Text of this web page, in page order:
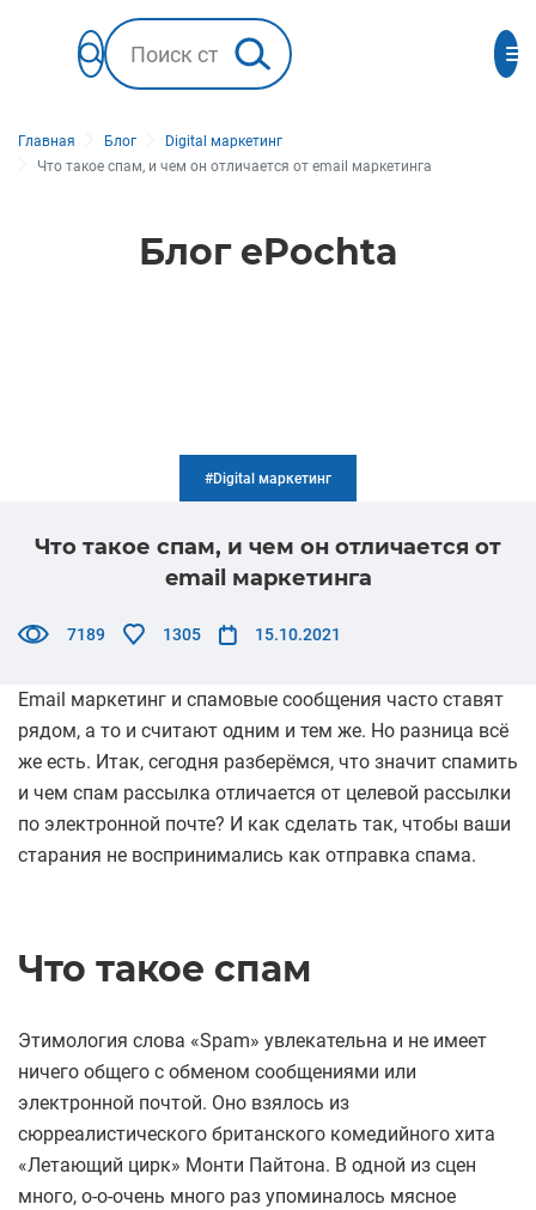
Главная Блог
Digital маркетинг
Что такое спам, и чем он отличается от email маркетинга
Блог ePochta
7189 1305 15.10.2021
#Digital маркетинг
Что такое спам, и чем он отличается от
email маркетинга
Email маркетинг и спамовые сообщения часто ставят
рядом, а то и считают одним и тем же. Но разница всё
же есть. Итак, сегодня разберёмся, что значит спамить
и чем спам рассылка отличается от целевой рассылки
по электронной почте? И как сделать так, чтобы ваши
старания не воспринимались как отправка спама.
Что такое спам
Этимология слова «Spam» увлекательна и не имеет
ничего общего с обменом сообщениями или
электронной почтой. Оно взялось из
сюрреалистического британского комедийного хита
«Летающий цирк» Монти Пайтона. В одной из сцен
много, о-о-очень много раз упоминалось мясное